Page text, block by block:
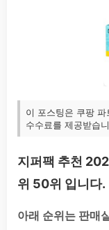
이 포스팅은 쿠팡
수수료를 제공받습
지퍼팩 추천
위 50위 입니다.
아래 순위는 판매